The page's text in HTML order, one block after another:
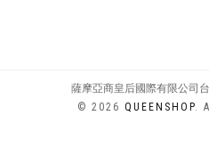
薩摩亞商皇后國際有限公司
© 2026 QUEENSHOP.